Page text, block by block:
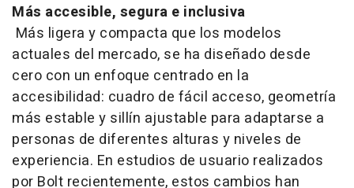
Más accesible, segura e inclusiva
Más ligera y compacta que los modelos
actuales del mercado, se ha diseñado desde
cero con un enfoque centrado en la
accesibilidad: cuadro de fácil acceso, geometría
más estable y sillín ajustable para adaptarse a
personas de diferentes alturas y niveles de
experiencia. En estudios de usuario realizados
por Bolt recientemente, estos cambios han